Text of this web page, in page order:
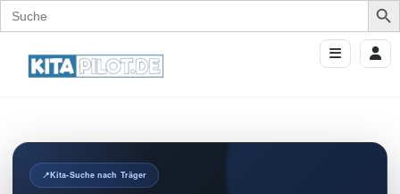
Search
for:
Kita-Suche nach Träger